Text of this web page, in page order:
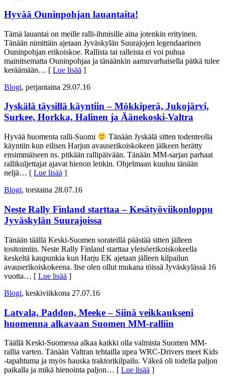
Hyvää Ouninpohjan lauantaita!
Tämä lauantai on meille ralli-ihmisille aina jotenkin erityinen.
Tänään nimittäin ajetaan Jyväskylän Suurajojen legendaarinen
Ouninpohjan erikoiskoe. Rallista tai ralleista ei voi puhua
mainitsematta Ouninpohjaa ja tänäänkin aamuvarhaisella pätkä tulee
keräämään… [ Lue lisää ]
Blogi, perjantaina 29.07.16
Jyskälä täysillä käyntiin – Mökkiperä, Jukojärvi,
Surkee, Horkka, Halinen ja Äänekoski-Valtra
Hyvää huomenta ralli-Suomi
Tänään Jyskälä sitten todenteolla
käyntiin kun eilisen Harjun avauserikoiskokeen jälkeen herätty
ensimmäiseen ns. pitkään rallipäivään. Tänään MM-sarjan parhaat
rallikuljettajat ajavat hienon lenkin. Ohjelmaan kuuluu tänään
neljä… [ Lue lisää ]
Blogi, torstaina 28.07.16
Neste Rally Finland starttaa – Kesätyöviikonloppu
Jyväskylän Suurajoissa
Tänään täällä Keski-Suomen sorateillä päästää sitten jälleen
tositoimiin. Neste Rally Finland starttaa yleisöerikoiskokeella
keskeltä kaupunkia kun Harju EK ajetaan jälleen kilpailun
avauserikoiskokeena. Itse olen ollut mukana töissä Jyväskylässä 16
vuotta… [ Lue lisää ]
Blogi, keskiviikkona 27.07.16
Latvala, Paddon, Meeke – Siinä veikkaukseni
huomenna alkavaan Suomen MM-ralliin
Täällä Keski-Suomessa alkaa kaikki olla valmista Suomen MM-
rallia varten. Tänään Valtran tehtailla upea WRC-Drivers meet Kids
-tapahtuma ja myös hauska traktorikilpailu. Väkeä oli todella paljon
paikalla ja mikä hienointa paljon… [ Lue lisää ]